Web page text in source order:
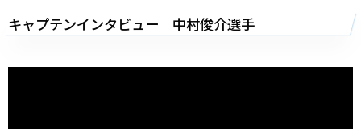
キャプテンインタビュー 中村俊介選手